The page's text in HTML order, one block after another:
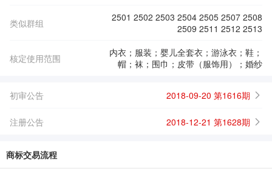
类似群组
2501 2502 2503 2504 2505 2507 2508
2509 2511 2512 2513
核定使用范围
内衣；服装；婴儿全套衣；游泳衣；鞋；
帽；袜；围巾；皮带（服饰用）；婚纱
初审公告 2018-09-20 第1616期
注册公告 2018-12-21 第1628期
商标交易流程